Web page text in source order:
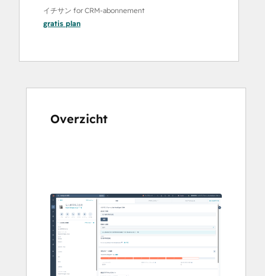
イチサン for CRM-abonnement
gratis plan
Overzicht
andere
items
weer
te
geven